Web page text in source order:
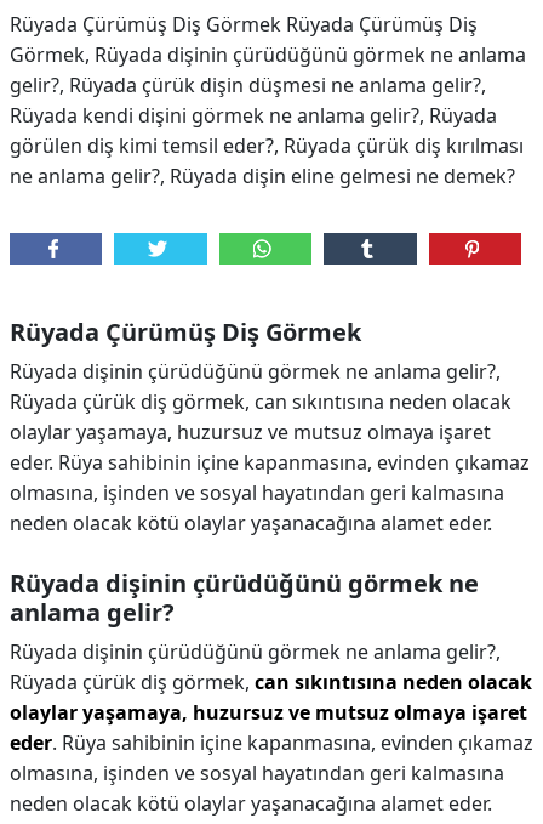
Rüyada Çürümüş Diş Görmek Rüyada Çürümüş Diş
Görmek, Rüyada dişinin çürüdüğünü görmek ne anlama
gelir?, Rüyada çürük dişin düşmesi ne anlama gelir?,
Rüyada kendi dişini görmek ne anlama gelir?, Rüyada
görülen diş kimi temsil eder?, Rüyada çürük diş kırılması
ne anlama gelir?, Rüyada dişin eline gelmesi ne demek?
Rüyada Çürümüş Diş Görmek
Rüyada dişinin çürüdüğünü görmek ne anlama gelir?,
Rüyada çürük diş görmek, can sıkıntısına neden olacak
olaylar yaşamaya, huzursuz ve mutsuz olmaya işaret
eder. Rüya sahibinin içine kapanmasına, evinden çıkamaz
olmasına, işinden ve sosyal hayatından geri kalmasına
neden olacak kötü olaylar yaşanacağına alamet eder.
Rüyada dişinin çürüdüğünü görmek ne
anlama gelir?
Rüyada dişinin çürüdüğünü görmek ne anlama gelir?,
Rüyada çürük diş görmek, can sıkıntısına neden olacak
olaylar yaşamaya, huzursuz ve mutsuz olmaya işaret
eder. Rüya sahibinin içine kapanmasına, evinden çıkamaz
olmasına, işinden ve sosyal hayatından geri kalmasına
neden olacak kötü olaylar yaşanacağına alamet eder.